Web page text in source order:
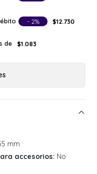
- 2% $12.730
de
$1.083
mm
accesorios: No